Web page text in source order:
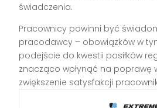
świadczenia.
Pracownicy powinni być
pracodawcy – obowiązków w
podejście do kwestii posiłków
znacząco wpłynąć na poprawę
zwiększenie satysfakcji